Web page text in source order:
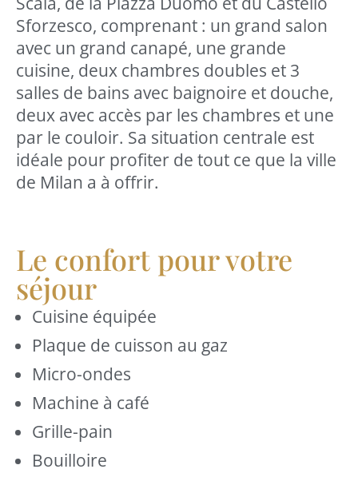
Sforzesco, comprenant : un grand salon
avec un grand canapé, une grande
cuisine, deux chambres doubles et 3
salles de bains avec baignoire et douche,
deux avec accès par les chambres et une
par le couloir. Sa situation centrale est
idéale pour profiter de tout ce que la ville
de Milan a à offrir.
Le confort pour votre
séjour
Cuisine équipée
Plaque de cuisson au gaz
Micro-ondes
Machine à café
Grille-pain
Bouilloire